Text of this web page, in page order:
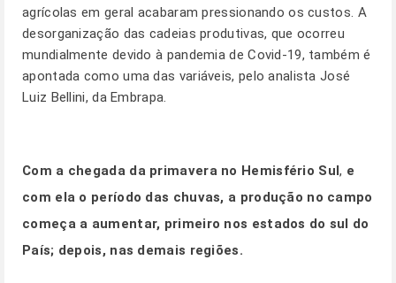
agrícolas em geral acabaram pressionando os custos. A
desorganização das cadeias produtivas, que ocorreu
mundialmente devido à pandemia de Covid-19, também é
apontada como uma das variáveis, pelo analista José
Luiz Bellini, da Embrapa.
Com a chegada da primavera no Hemisfério Sul, e
com ela o período das chuvas, a produção no campo
começa a aumentar, primeiro nos estados do sul do
País; depois, nas demais regiões.